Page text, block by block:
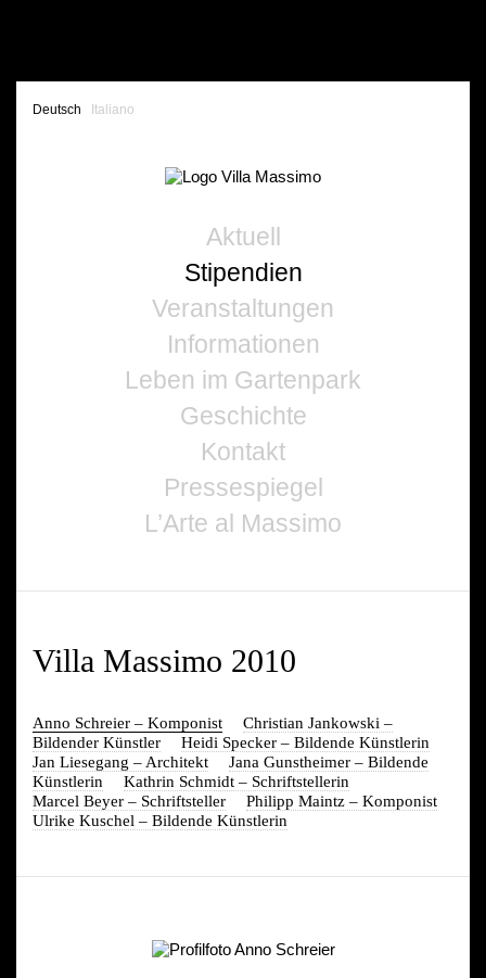
Deutsch Italiano
Aktuell
Stipendien
Veranstaltungen
Informationen
Leben im Gartenpark
Geschichte
Kontakt
Pressespiegel
L’Arte al Massimo
Villa Massimo 2010
Anno Schreier – Komponist
Christian Jankowski –
Bildender Künstler
Heidi Specker – Bildende Künstlerin
Jan Liesegang – Architekt
Jana Gunstheimer – Bildende
Künstlerin
Kathrin Schmidt – Schriftstellerin
Marcel Beyer – Schriftsteller
Philipp Maintz – Komponist
Ulrike Kuschel – Bildende Künstlerin